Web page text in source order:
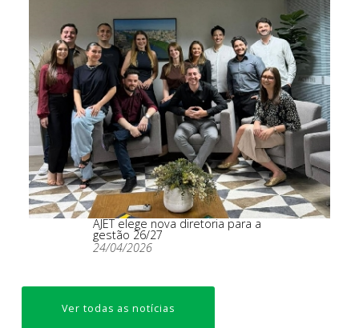
AJET elege nova diretoria para a
gestão 26/27
24/04/2026
Ver todas as notícias